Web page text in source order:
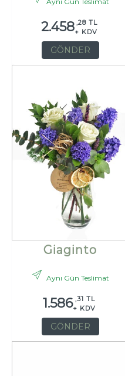
2.458 ,28 TL
+ KDV
GÖNDER
Giaginto
Aynı Gün Teslimat
1.586 ,31 TL
+ KDV
GÖNDER